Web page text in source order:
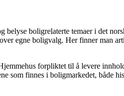
belyse boligrelaterte temaer i det
egne boligvalg. Her finner man
forpliktet til å levere
som finnes i boligmarkedet, både